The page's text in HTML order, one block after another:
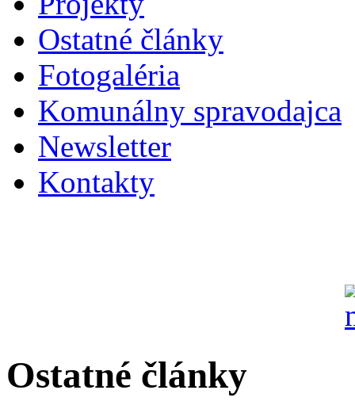
Ostatné články
Fotogaléria
Komunálny spravodajca
Newsletter
Kontakty
Ostatné články